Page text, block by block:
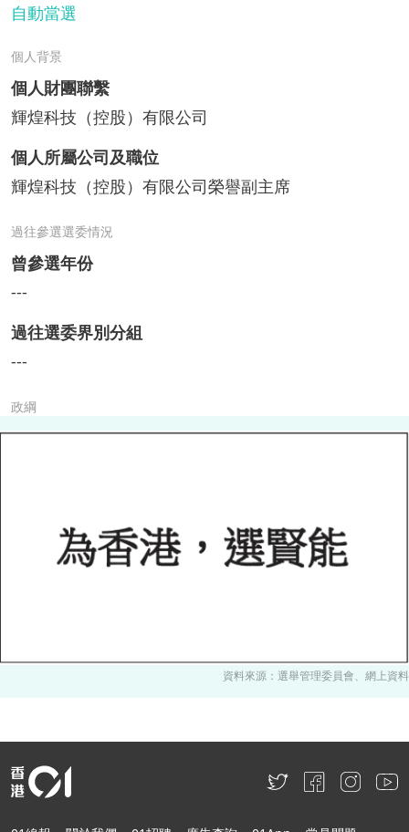
自動當選
個人背景
個人財團聯繫
輝煌科技（控股）有限公司
個人所屬公司及職位
輝煌科技（控股）有限公司榮譽副主席
過往參選選委情況
曾參選年份
---
過往選委界別分組
---
政綱
資料來源：選舉管理委員會、網上資料